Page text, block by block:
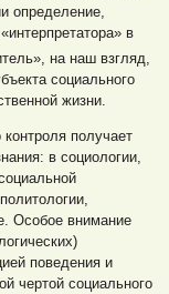
определение,
в
на наш взгляд,
социального
жизни.
получает
в социологии,
Особое внимание
поведения и
чертой социального